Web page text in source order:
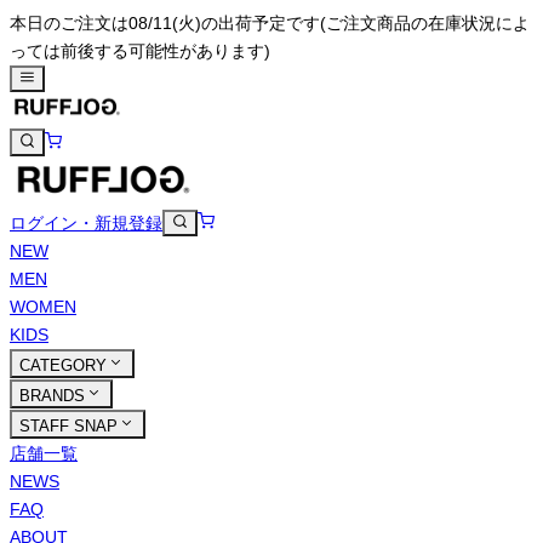
本日のご注文は08/11(火)の出荷予定です(ご注文商品の在庫状況によ
っては前後する可能性があります)
ログイン・新規登録
NEW
MEN
WOMEN
KIDS
CATEGORY
BRANDS
STAFF SNAP
店舗一覧
NEWS
FAQ
ABOUT